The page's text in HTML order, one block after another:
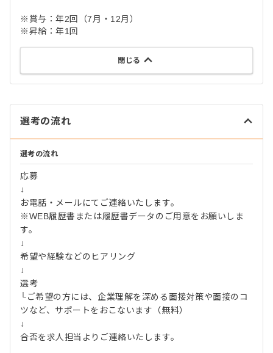
※賞与：年2回（7月・12月）
※昇給：年1回
閉じる
選考の流れ
選考の流れ
応募
↓
お電話・メールにてご連絡いたします。
※WEB履歴書または履歴書データのご用意をお願いしま
す。
↓
希望や経験などのヒアリング
↓
選考
└ご希望の方には、企業理解を深める面接対策や面接のコ
ツなど、サポートをおこないます（無料）
↓
合否を求人担当よりご連絡いたします。